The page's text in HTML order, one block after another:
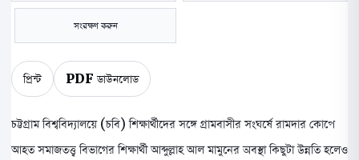
সংরক্ষণ করুন
প্রিন্ট PDF ডাউনলোড
চট্টগ্রাম বিশ্ববিদ্যালয়ে (চবি) শিক্ষার্থীদের সঙ্গে গ্রামবাসীর সংঘর্ষে রামদার কোপে
আহত সমাজতত্ত্ব বিভাগের শিক্ষার্থী আব্দুল্লাহ আল মামুনের অবস্থা কিছুটা উন্নতি হলেও